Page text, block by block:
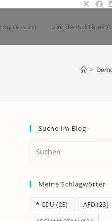
Impressum Cookie-Richtlinie
>
Suche Im Blog
Meine Schlagwörter
* CDU (28) AFD (23)